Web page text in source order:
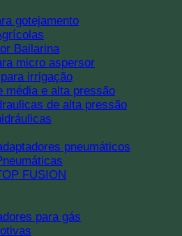
gotejamento
Bailarina
micro aspersor
irrigação
média e alta pressão
de alta pressão
pneumáticos
FUSION
para gás